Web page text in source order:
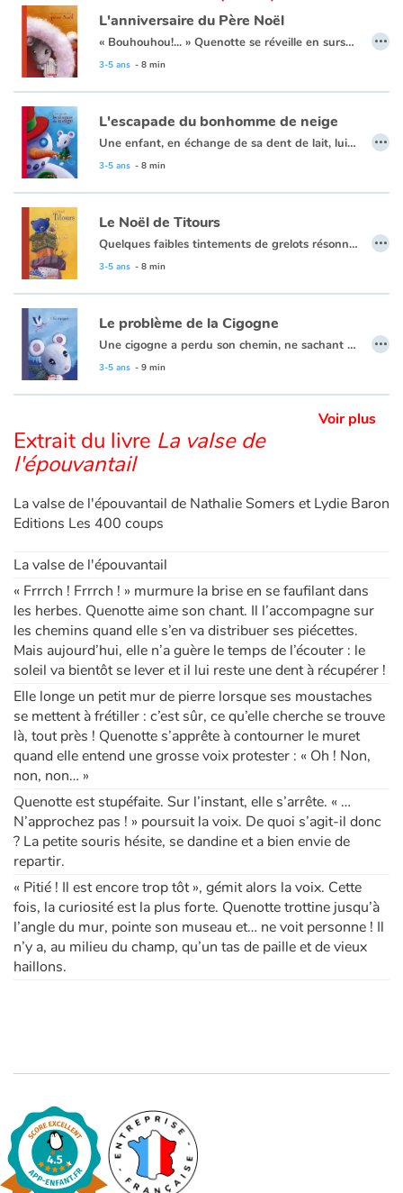
Apprendre les langues
Dyslexie, troubles de la lecture
Nos listes de lecture
Les plus lus
Coups de coeur
L'anniversaire du Père Noël
« Bouhouhou!... » Quenotte se réveille en sursaut. Elle regarde le réveil et est bien étonnée : ce n'est pas l'heure de se lever! Pourquoi donc a-t-elle ouvert les yeux au milieu de la nuit? « Bouhouhou! ... » Voilà! Ça recommence! C'est ce bruit bizarre qui l'a réveillée! Quelqu'un pleure à chaudes larmes dans la pièce d'à côté! Celui qui pleure est le père Noël. Personne ne pense à son anniversaire. Quenotte la souris va s'en occuper!
3-5 ans - 8 min
…
L'escapade du bonhomme de neige
Une enfant, en échange de sa dent de lait, lui demande de sauver son bonhomme de neige plutôt que de lui donner la pièce habituelle. Intriguée, Quenotte tentera de le sauver et cela ne sera pas de tout repos! Les enfants riront en lisant les aventures de ce bonhomme de neige si enjoué. Et ils seront ravis de la tournure des événements à la fin. En espérant qu'ils ne seront pas trop nombreux à demander un service à cette gentille Quenotte...
3-5 ans - 8 min
…
Le Noël de Titours
Quelques faibles tintements de grelots résonnent encore au loin, puis le silence envahit la pièce... Quenotte découvre alors un ours en peluche qui ne veut pas être un jouet et qui exige sa maman! Notre courageuse souris décide d'accompagner l'ourson pour la retrouver : une grande aventure les attend! Vous ne regarderez plus jamais les étoiles de la même façon...
3-5 ans - 8 min
…
Le problème de la Cigogne
Une cigogne a perdu son chemin, ne sachant plus où livrer un bébé. Mauvaise adresse, écriture illisible... Encore une fois, la souris Quenotte viendra à la rescousse ! Cette histoire, 6e titre des aventures de Quenotte, est, comme les autres, pleine de tendresse et de complicité.
3-5 ans - 9 min
…
Voir plus
Extrait du livre La valse de
l'épouvantail
La valse de l'épouvantail de Nathalie Somers et Lydie Baron
Editions Les 400 coups
La valse de l'épouvantail
« Frrrch ! Frrrch ! » murmure la brise en se faufilant dans
les herbes. Quenotte aime son chant. Il l’accompagne sur
les chemins quand elle s’en va distribuer ses piécettes.
Mais aujourd’hui, elle n’a guère le temps de l’écouter : le
soleil va bientôt se lever et il lui reste une dent à récupérer !
Elle longe un petit mur de pierre lorsque ses moustaches
se mettent à frétiller : c’est sûr, ce qu’elle cherche se trouve
là, tout près ! Quenotte s’apprête à contourner le muret
quand elle entend une grosse voix protester : « Oh ! Non,
non, non… »
Quenotte est stupéfaite. Sur l’instant, elle s’arrête. « …
N’approchez pas ! » poursuit la voix. De quoi s’agit-il donc
? La petite souris hésite, se dandine et a bien envie de
repartir.
« Pitié ! Il est encore trop tôt », gémit alors la voix. Cette
fois, la curiosité est la plus forte. Quenotte trottine jusqu’à
l’angle du mur, pointe son museau et… ne voit personne ! Il
n’y a, au milieu du champ, qu’un tas de paille et de vieux
haillons.